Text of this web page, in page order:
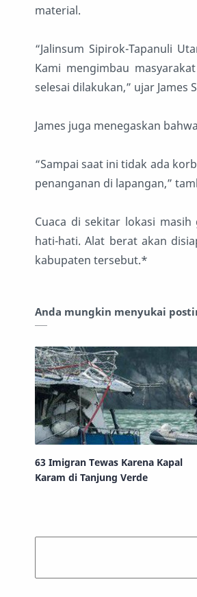
material.
“Jalinsum Sipirok-Tapanuli
Kami mengimbau
selesai dilakukan,” ujar James
James juga menegaskan
“Sampai saat ini tidak ada
penanganan di lapangan,”
Cuaca di sekitar lokasi
hati-hati. Alat berat akan
kabupaten tersebut.*
Anda mungkin menyukai
63 Imigran Tewas Karena Kapal
Karam di Tanjung Verde